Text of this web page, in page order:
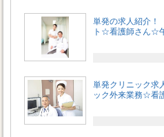
単発の求人紹介！
ト☆看護師さん☆
単発クリニック求
ック外来業務☆看